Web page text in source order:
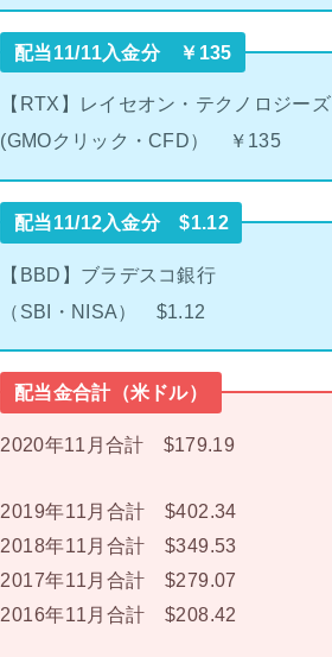
配当11/11入金分 ￥135
【RTX】レイセオン・テクノロジーズ
(GMOクリック・CFD） ￥135
配当11/12入金分 $1.12
【BBD】ブラデスコ銀行
（SBI・NISA） $1.12
配当金合計（米ドル）
2020年11月合計 $179.19
2019年11月合計 $402.34
2018年11月合計 $349.53
2017年11月合計 $279.07
2016年11月合計 $208.42